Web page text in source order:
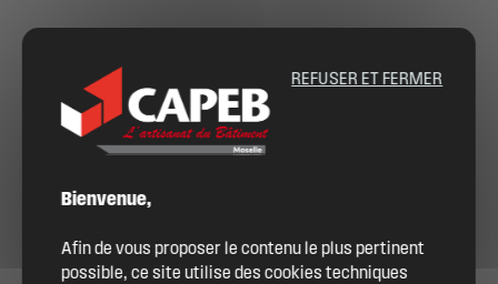
Bienvenue,
Afin de vous proposer le contenu le plus pertinent
possible, ce site utilise des cookies techniques
REFUSER ET FERMER